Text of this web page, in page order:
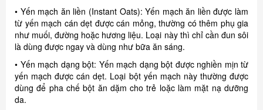
• Yến mạch ăn liền (Instant Oats): Yến mạch ăn liền được làm
từ yến mạch cán dẹt được cán mỏng, thường có thêm phụ gia
như muối, đường hoặc hương liệu. Loại này thì chỉ cần đun sôi
là dùng được ngay và dùng như bữa ăn sáng.
• Yến mạch dạng bột: Yến mạch dạng bột được nghiền mịn từ
yến mạch được cán dẹt. Loại bột yến mạch này thường được
dùng để pha chế bột ăn dặm cho trẻ loặc làm mặt nạ dưỡng
da.